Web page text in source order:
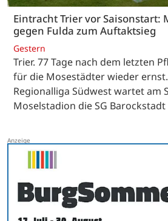
Eintracht Trier vor Saisonstart:
gegen Fulda zum Auftaktsieg
Gestern
Trier. 77 Tage nach dem letzten
für die Mosestädter wieder
Regionalliga Südwest wartet am
Moselstadion die SG Barockstadt